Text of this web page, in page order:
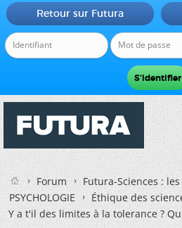
Retour sur Futura
Forum
Futura-Sciences :
PSYCHOLOGIE
Éthique des
Y a t'il des limites à la tolerance ?